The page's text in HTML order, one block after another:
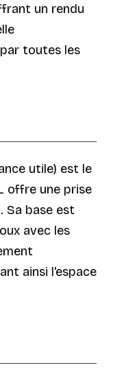
un rendu
toutes les
utile) est le
offre une prise
Sa base est
avec les
ainsi l'espace